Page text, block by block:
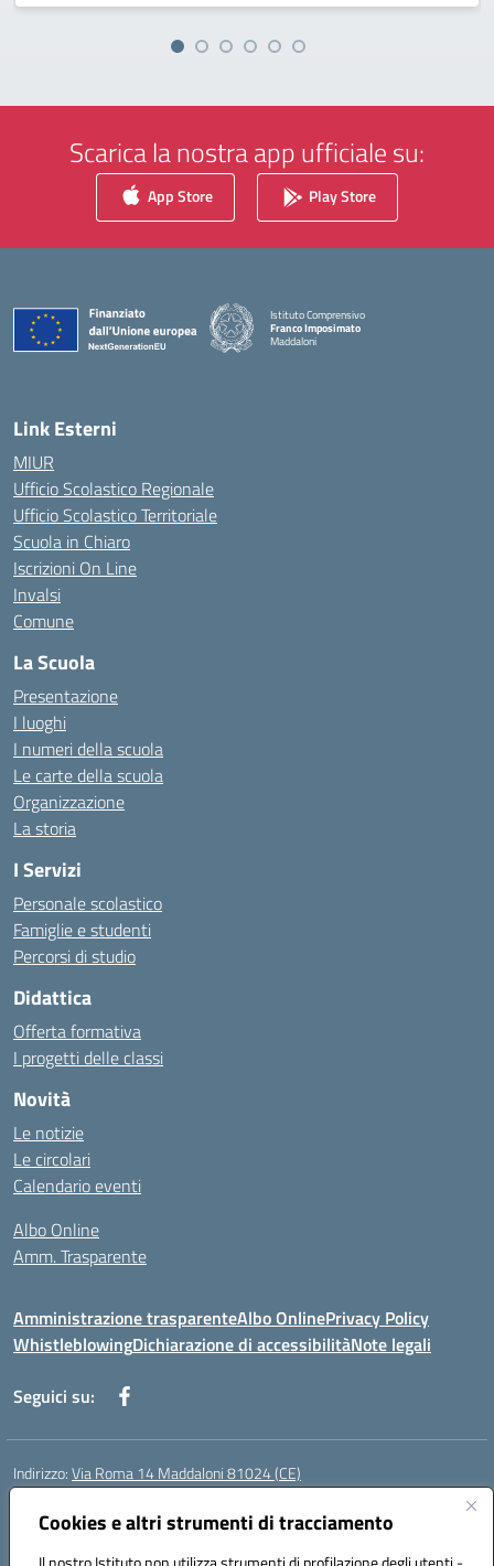
Cookies e altri strumenti di tracciamento
Scarica la nostra app ufficiale su:
App Store Play Store
Istituto Comprensivo
Franco Imposimato
Maddaloni
Link Esterni
MIUR
Ufficio Scolastico Regionale
Ufficio Scolastico Territoriale
Scuola in Chiaro
Iscrizioni On Line
Invalsi
Comune
La Scuola
Presentazione
I luoghi
I numeri della scuola
Le carte della scuola
Organizzazione
La storia
I Servizi
Personale scolastico
Famiglie e studenti
Percorsi di studio
Didattica
Offerta formativa
I progetti delle classi
Novità
Le notizie
Le circolari
Calendario eventi
Albo Online
Amm. Trasparente
Amministrazione trasparenteAlbo OnlinePrivacy Policy
WhistleblowingDichiarazione di accessibilitàNote legali
Seguici su:
Indirizzo:Via Roma 14 Maddaloni 81024 (CE)
Centralino:
Posta elettronica certificata (PEC):ceic8an00r@pec.istruzione.it
Codice fiscale: 80006190617